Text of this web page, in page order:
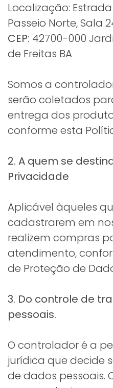
Localização:
Passeio Norte, Sala
CEP: 42700-000
de Freitas BA
Somos a
serão coletados
entrega dos
conforme esta
2. A quem se
Privacidade
Aplicável àqueles
cadastrarem em
realizem compras
atendimento,
de Proteção de
3. Do controle de
pessoais.
O controlador é a
jurídica que decide
de dados pessoais.